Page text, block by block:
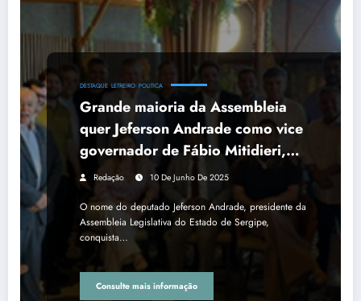
DESTAQUE LETREIRO POLITICA
Grande maioria da Assembleia
quer Jeferson Andrade como vice
governador de Fábio Mitidieri,
em 2026
Redação 10 De Junho De 2025
O nome do deputado Jeferson Andrade, presidente da
Assembleia Legislativa do Estado de Sergipe,
conquista…
Consulte mais informação